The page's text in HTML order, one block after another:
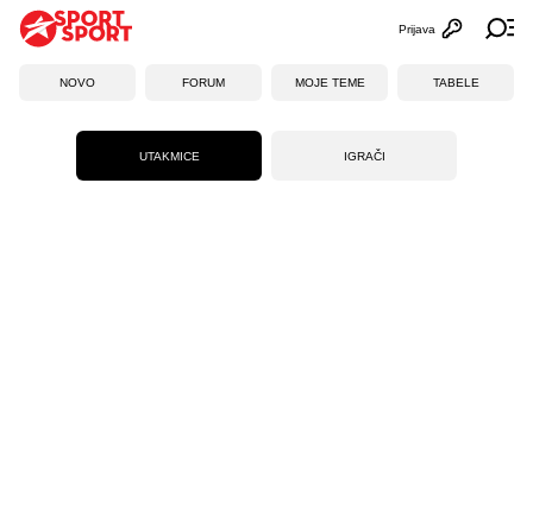
Otvori
Prijava
NOVO FORUM MOJE TEME TABELE
UTAKMICE IGRAČI